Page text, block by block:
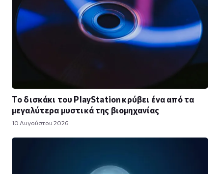
Το δισκάκι του PlayStation κρύβει ένα από τα
μεγαλύτερα μυστικά της βιομηχανίας
10 Αυγούστου 2026